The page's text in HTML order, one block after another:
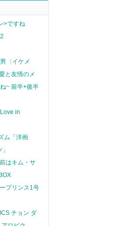
>ですね
〈イケメ
と友情のメ
~ 前半+後半
in
ム「洋画
はキム・サ
プリンス1号
チョン ダ